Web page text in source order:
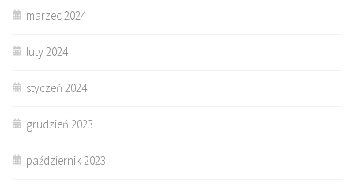
marzec 2024
luty 2024
styczeń 2024
grudzień 2023
październik 2023